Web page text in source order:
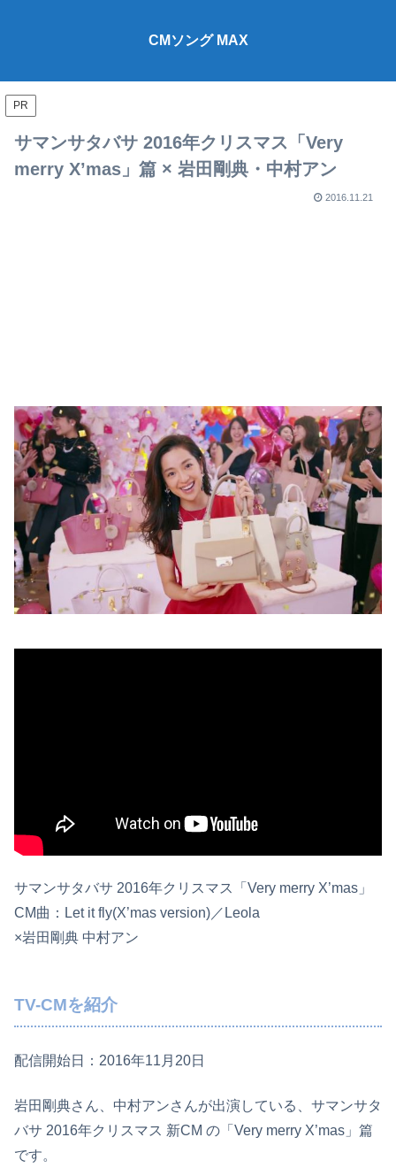
CMソング MAX
PR
サマンサタバサ 2016年クリスマス「Very
merry X’mas」篇 × 岩田剛典・中村アン
2016.11.21
サマンサタバサ 2016年クリスマス「Very merry X’mas」
CM曲：Let it fly(X’mas version)／Leola
×岩田剛典 中村アン
TV-CMを紹介
配信開始日：2016年11月20日
岩田剛典さん、中村アンさんが出演している、サマンサタ
バサ 2016年クリスマス 新CM の「Very merry X’mas」篇
です。